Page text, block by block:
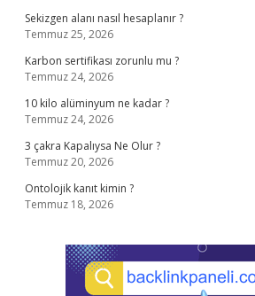
Sekizgen alanı nasıl hesaplanır ?
Temmuz 25, 2026
Karbon sertifikası zorunlu mu ?
Temmuz 24, 2026
10 kilo alüminyum ne kadar ?
Temmuz 24, 2026
3 çakra Kapalıysa Ne Olur ?
Temmuz 20, 2026
Ontolojik kanıt kimin ?
Temmuz 18, 2026